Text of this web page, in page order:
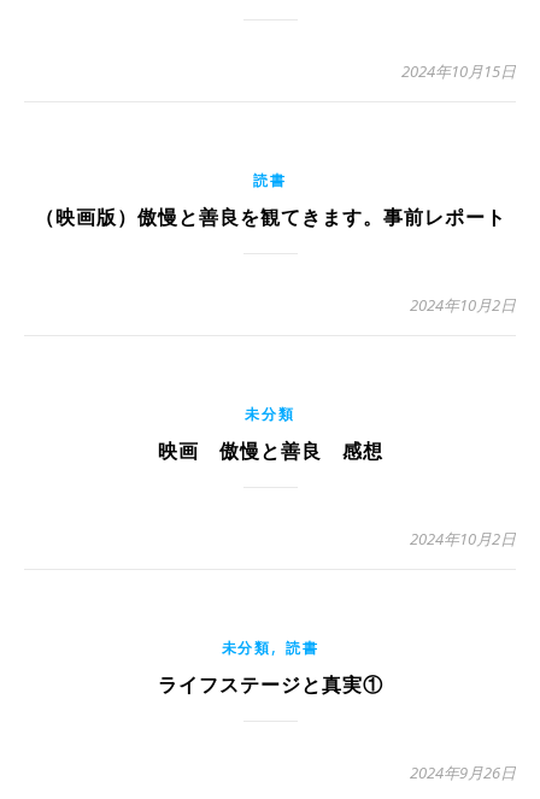
2024年10月15日
読書
（映画版）傲慢と善良を観てきます。事前レポート
2024年10月2日
未分類
映画 傲慢と善良 感想
2024年10月2日
未分類, 読書
ライフステージと真実①
2024年9月26日